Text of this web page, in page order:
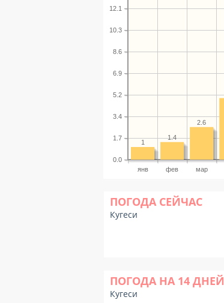
янв фев мар
0.0
1.7
3.4
5.2
6.9
8.6
10.3
12.1
2.6
1.4
1
ПОГОДА СЕЙЧАС
Кугеси
ПОГОДА НА 14 ДНЕЙ
Кугеси